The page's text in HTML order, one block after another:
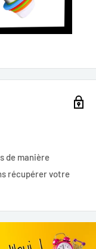
de manière
récupérer votre